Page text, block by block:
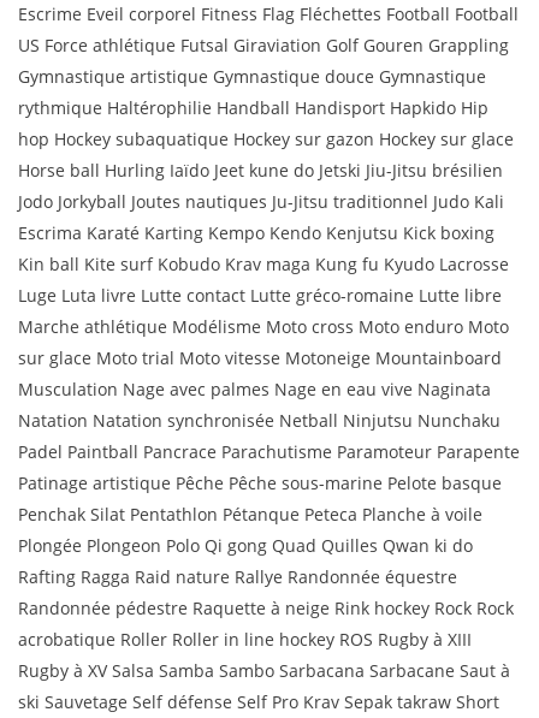
Escrime Eveil corporel Fitness Flag Fléchettes Football Football
US Force athlétique Futsal Giraviation Golf Gouren Grappling
Gymnastique artistique Gymnastique douce Gymnastique
rythmique Haltérophilie Handball Handisport Hapkido Hip
hop Hockey subaquatique Hockey sur gazon Hockey sur glace
Horse ball Hurling Iaïdo Jeet kune do Jetski Jiu-Jitsu brésilien
Jodo Jorkyball Joutes nautiques Ju-Jitsu traditionnel Judo Kali
Escrima Karaté Karting Kempo Kendo Kenjutsu Kick boxing
Kin ball Kite surf Kobudo Krav maga Kung fu Kyudo Lacrosse
Luge Luta livre Lutte contact Lutte gréco-romaine Lutte libre
Marche athlétique Modélisme Moto cross Moto enduro Moto
sur glace Moto trial Moto vitesse Motoneige Mountainboard
Musculation Nage avec palmes Nage en eau vive Naginata
Natation Natation synchronisée Netball Ninjutsu Nunchaku
Padel Paintball Pancrace Parachutisme Paramoteur Parapente
Patinage artistique Pêche Pêche sous-marine Pelote basque
Penchak Silat Pentathlon Pétanque Peteca Planche à voile
Plongée Plongeon Polo Qi gong Quad Quilles Qwan ki do
Rafting Ragga Raid nature Rallye Randonnée équestre
Randonnée pédestre Raquette à neige Rink hockey Rock Rock
acrobatique Roller Roller in line hockey ROS Rugby à XIII
Rugby à XV Salsa Samba Sambo Sarbacana Sarbacane Saut à
ski Sauvetage Self défense Self Pro Krav Sepak takraw Short